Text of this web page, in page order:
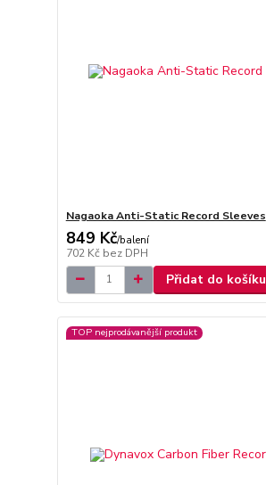
Nagaoka Anti-Static Record Sleeves
849 Kč/balení
702 Kč bez DPH
Přidat do košíku
TOP nejprodávanější produkt